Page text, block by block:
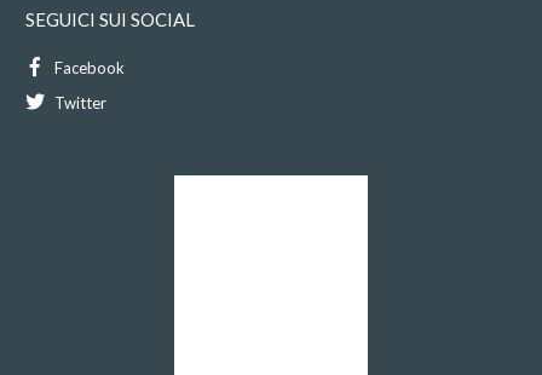
SEGUICI SUI SOCIAL
Facebook
Twitter